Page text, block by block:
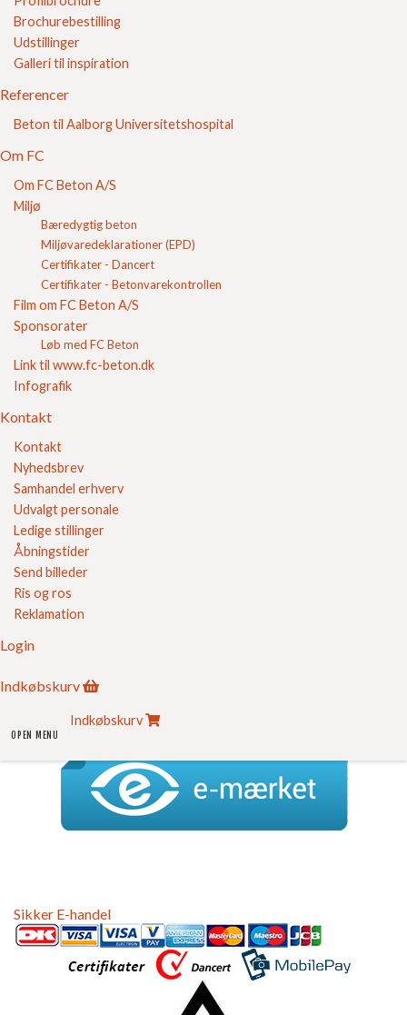
Brochurebestilling
Udstillinger
Galleri til inspiration
Referencer
Beton til Aalborg Universitetshospital
Om FC
Om FC Beton A/S
Miljø
Bæredygtig beton
Miljøvaredeklarationer (EPD)
Certifikater - Dancert
Certifikater - Betonvarekontrollen
Film om FC Beton A/S
Sponsorater
Løb med FC Beton
Link til www.fc-beton.dk
Infografik
Kontakt
Kontakt
Nyhedsbrev
Samhandel erhverv
Udvalgt personale
Ledige stillinger
Åbningstider
Send billeder
Ris og ros
Reklamation
Login
Indkøbskurv
OPEN MENU
Indkøbskurv
Klaplag
Klinker
Lecakugler
Luminansfaktor
Murbindere
Murmål
Passiv miljøklasse
Permeabilitet
Sokkel
Stabilgrus
Stenmel
Vejbefæstning
Vibrationsindstampning
Æ10-belastning
Gør det selv
Kvalitetssikring
Brochurer
Referencer
Om FC
Kontakt
Login
FC Kvalitet
Se vores kvalitetssikring her
Sikker E-handel